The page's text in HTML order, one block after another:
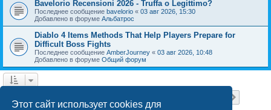
Этот сайт использует cookies для
Bavelorio Recensioni 2026 - Truffa o Legittimo?
Последнее сообщение bavelorio « 03 авг 2026, 15:30
Добавлено в форуме Альбатрос
Diablo 4 Items Methods That Help Players Prepare for
Difficult Boss Fights
Последнее сообщение AmberJourney « 03 авг 2026, 10:48
Добавлено в форуме Общий форум